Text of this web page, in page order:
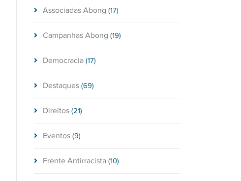
Associadas Abong (17)
Campanhas Abong (19)
Democracia (17)
Destaques (69)
Direitos (21)
Eventos (9)
Frente Antirracista (10)